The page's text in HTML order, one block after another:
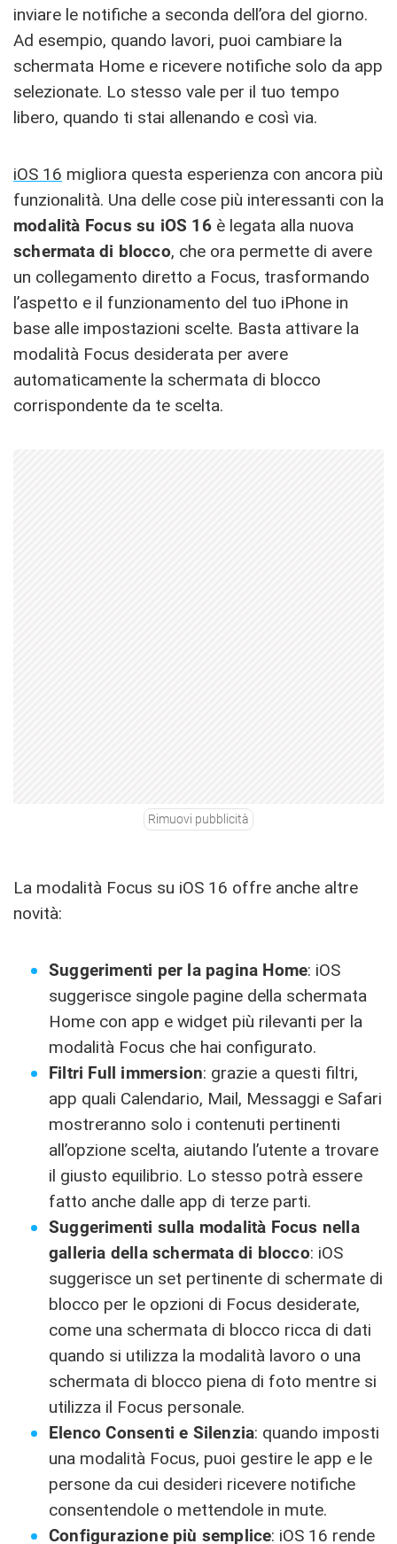
inviare le notifiche a seconda dell’ora del giorno.
Ad esempio, quando lavori, puoi cambiare la
schermata Home e ricevere notifiche solo da app
selezionate. Lo stesso vale per il tuo tempo
libero, quando ti stai allenando e così via.
iOS 16 migliora questa esperienza con ancora più
funzionalità. Una delle cose più interessanti con la
modalità Focus su iOS 16è legata alla nuova
schermata di blocco, che ora permette di avere
un collegamento diretto a Focus, trasformando
l’aspetto e il funzionamento del tuo iPhone in
base alle impostazioni scelte. Basta attivare la
modalità Focus desiderata per avere
automaticamente la schermata di blocco
corrispondente da te scelta.
Rimuovi pubblicità
La modalità Focus su iOS 16 offre anche altre
novità:
Suggerimenti per la pagina Home: iOS
suggerisce singole pagine della schermata
Home con app e widget più rilevanti per la
modalità Focus che hai configurato.
Filtri Full immersion: grazie a questi filtri,
app quali Calendario, Mail, Messaggi e Safari
mostreranno solo i contenuti pertinenti
all’opzione scelta, aiutando l’utente a trovare
il giusto equilibrio. Lo stesso potrà essere
fatto anche dalle app di terze parti.
Suggerimenti sulla modalità Focus nella
galleria della schermata di blocco: iOS
suggerisce un set pertinente di schermate di
blocco per le opzioni di Focus desiderate,
come una schermata di blocco ricca di dati
quando si utilizza la modalità lavoro o una
schermata di blocco piena di foto mentre si
utilizza il Focus personale.
Elenco Consenti e Silenzia: quando imposti
una modalità Focus, puoi gestire le app e le
persone da cui desideri ricevere notifiche
consentendole o mettendole in mute.
Configurazione più semplice: iOS 16 rende